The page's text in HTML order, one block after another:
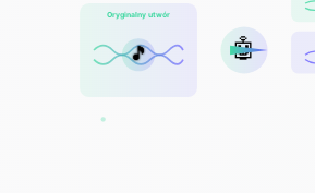
Oryginalny utwór
🎵 🤖